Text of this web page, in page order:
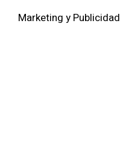
Marketing y Publicidad